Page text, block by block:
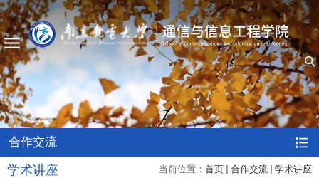
合作交流
当前位置： 首页 合作交流 学术讲座
学术讲座